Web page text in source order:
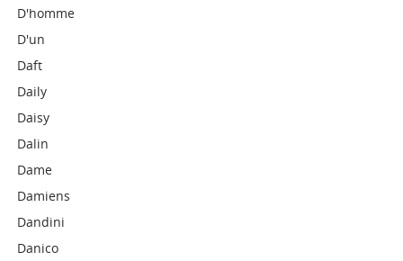
D'homme
D'un
Daft
Daily
Daisy
Dalin
Dame
Damiens
Dandini
Danico